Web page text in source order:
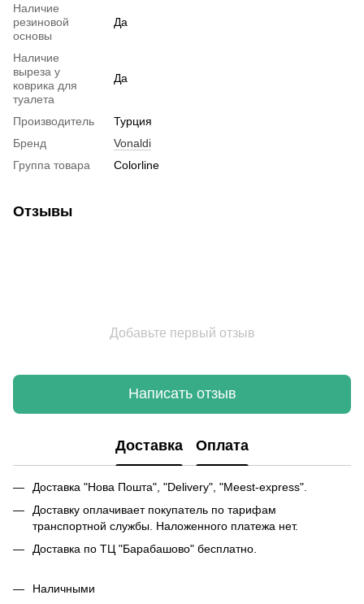
Наличие
резиновой
основы
Да
Наличие
выреза у
коврика для
туалета
Да
Производитель
Турция
Бренд
Vonaldi
Группа товара
Colorline
Отзывы
Добавьте первый отзыв
Написать отзыв
Доставка Оплата
Доставка "Нова Пошта", "Delivery", "Meest-express".
Доставку оплачивает покупатель по тарифам
транспортной службы. Наложенного платежа нет.
Доставка по ТЦ "Барабашово" бесплатно.
Наличными